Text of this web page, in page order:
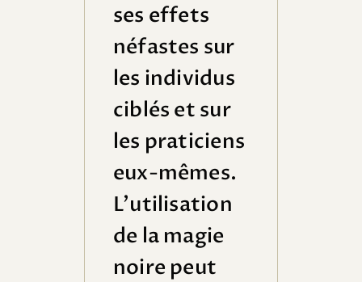
ses effets
néfastes sur
les individus
ciblés et sur
les praticiens
eux-mêmes.
L’utilisation
de la magie
noire peut